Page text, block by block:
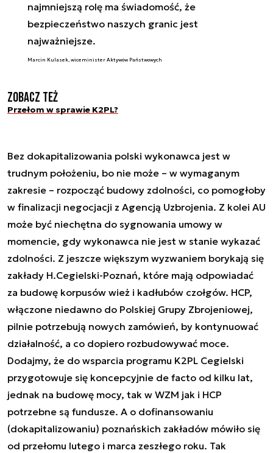
najmniejszą rolę ma świadomość, że
bezpieczeństwo naszych granic jest
najważniejsze.
Marcin Kulasek, wiceminister Aktywów Państwowych
Zobacz też
Przełom w sprawie K2PL?
Bez dokapitalizowania polski wykonawca jest w
trudnym położeniu, bo nie może – w wymaganym
zakresie – rozpocząć budowy zdolności, co pomogłoby
w finalizacji negocjacji z Agencją Uzbrojenia. Z kolei AU
może być niechętna do sygnowania umowy w
momencie, gdy wykonawca nie jest w stanie wykazać
zdolności. Z jeszcze większym wyzwaniem borykają się
zakłady H.Cegielski-Poznań, które mają odpowiadać
za budowę korpusów wież i kadłubów czołgów. HCP,
włączone niedawno do Polskiej Grupy Zbrojeniowej,
pilnie potrzebują nowych zamówień, by kontynuować
działalność, a co dopiero rozbudowywać moce.
Dodajmy, że do wsparcia programu K2PL Cegielski
przygotowuje się koncepcyjnie de facto od kilku lat,
jednak na budowę mocy, tak w WZM jak i HCP
potrzebne są fundusze. A o dofinansowaniu
(dokapitalizowaniu) poznańskich zakładów mówiło się
od przełomu lutego i marca zeszłego roku. Tak